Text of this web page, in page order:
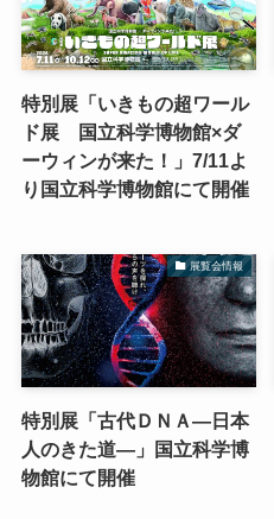
特別展「いきもの超ワール
ド展 国立科学博物館×ダ
ーウィンが来た！」7/11よ
り国立科学博物館にて開催
展覧会情報
特別展「古代ＤＮＡ―日本
人のきた道―」国立科学博
物館にて開催